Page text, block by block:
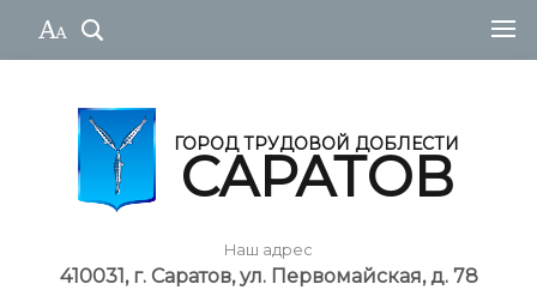
ГОРОД ТРУДОВОЙ ДОБЛЕСТИ
САРАТОВ
Наш адрес
410031, г. Саратов, ул. Первомайская, д. 78